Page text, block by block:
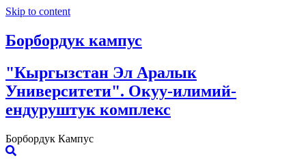
Skip to content
Борбордук кампус
"Кыргызстан Эл Аралык
Университети". Окуу-илимий-
ендуруштук комплекс
Борбордук Кампус